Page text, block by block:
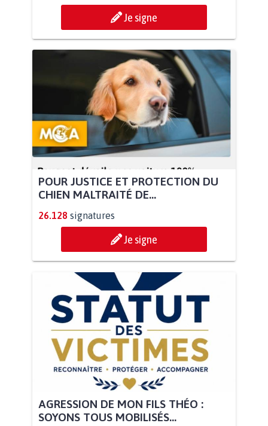
Je signe
POUR JUSTICE ET PROTECTION DU
CHIEN MALTRAITÉ DE...
26.128 signatures
Je signe
AGRESSION DE MON FILS THÉO :
SOYONS TOUS MOBILISÉS...